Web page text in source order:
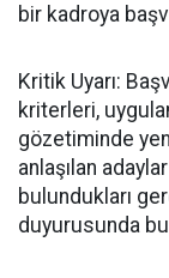
bir kadroya
​Kritik Uyarı:
kriterleri,
gözetiminde
anlaşılan
bulundukları
duyurusunda